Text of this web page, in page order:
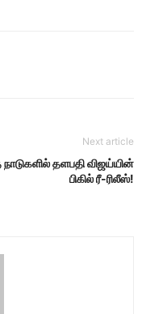
Next article
தளபதி விஜய்யின்
பிகில் ரீ-ரிலீஸ்!